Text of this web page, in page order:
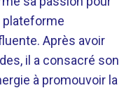
plateforme
Après avoir
il a consacré son
à promouvoir la